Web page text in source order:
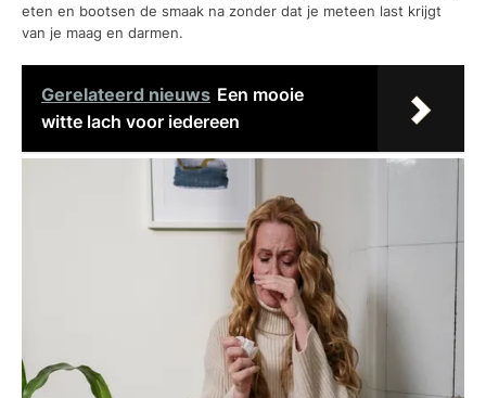
eten en bootsen de smaak na zonder dat je meteen last krijgt
van je maag en darmen.
Gerelateerd nieuws Een mooie
witte lach voor iedereen